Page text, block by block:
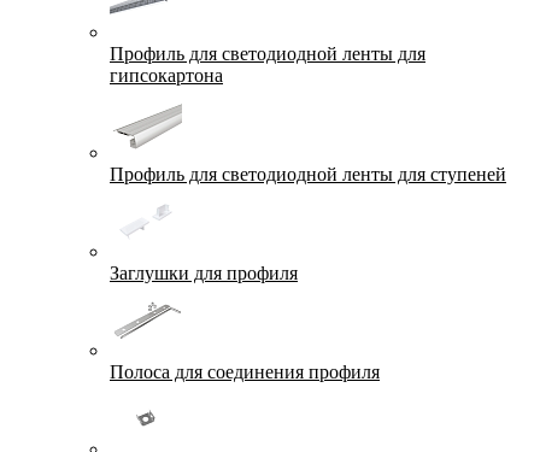
Профиль для светодиодной ленты для
гипсокартона
Профиль для светодиодной ленты для ступеней
Заглушки для профиля
Полоса для соединения профиля